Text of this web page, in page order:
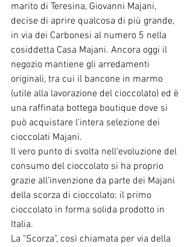
marito di Teresina, Giovanni Majani,
decise di aprire qualcosa di più grande,
in via dei Carbonesi al numero 5 nella
cosiddetta Casa Majani. Ancora oggi il
negozio mantiene gli arredamenti
originali, tra cui il bancone in marmo
(utile alla lavorazione del cioccolato) ed è
una raffinata bottega boutique dove si
può acquistare l’intera selezione dei
cioccolati Majani.
Il vero punto di svolta nell’evoluzione del
consumo del cioccolato si ha proprio
grazie all’invenzione da parte dei Majani
della scorza di cioccolato: il primo
cioccolato in forma solida prodotto in
Italia.
La "Scorza", così chiamata per via della